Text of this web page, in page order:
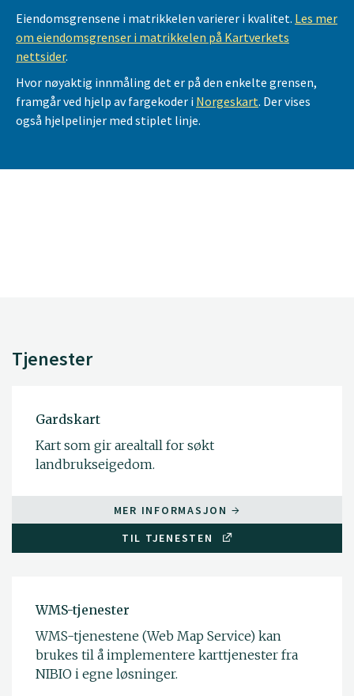
Eiendomsgrensene i matrikkelen varierer i kvalitet. Les mer
om eiendomsgrenser i matrikkelen på Kartverkets
nettsider.
Hvor nøyaktig innmåling det er på den enkelte grensen,
framgår ved hjelp av fargekoder i Norgeskart. Der vises
også hjelpelinjer med stiplet linje.
Tjenester
Gardskart
Kart som gir arealtall for søkt
landbrukseigedom.
MER INFORMASJON
TIL TJENESTEN
WMS-tjenester
WMS-tjenestene (Web Map Service) kan
brukes til å implementere karttjenester fra
NIBIO i egne løsninger.